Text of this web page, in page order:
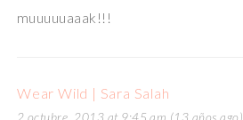
muuuuuaaak!!!
Wear Wild | Sara Salah
2 octubre, 2013 at 9:45 am (13 años ago)